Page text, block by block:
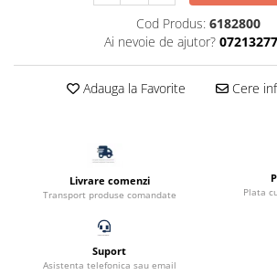
Filtru intern acvariu
Pompe aer acvariu
Pompa apa acvariu
Substrat acvariu
Sterilizator acvariu
Cod Produs: 6182800
Ai nevoie de ajutor?
Adauga la Favorite Cere
Livrare comenzi
Transport produse comandate Plata
Suport
Asistenta telefonica sau email